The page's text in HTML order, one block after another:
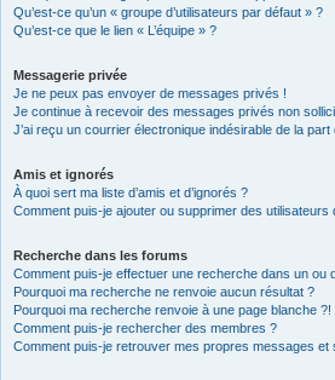
Qu’est-ce qu’un « groupe d’utilisateurs par défaut » ?
Qu’est-ce que le lien « L’équipe » ?
Messagerie privée
Je ne peux pas envoyer de messages privés !
Je continue à recevoir des messages privés non
J’ai reçu un courrier électronique indésirable de la part
Amis et ignorés
À quoi sert ma liste d’amis et d’ignorés ?
Comment puis-je ajouter ou supprimer des utilisateurs
Recherche dans les forums
Comment puis-je effectuer une recherche dans un ou
Pourquoi ma recherche ne renvoie aucun résultat ?
Pourquoi ma recherche renvoie à une page blanche ?!
Comment puis-je rechercher des membres ?
Comment puis-je retrouver mes propres messages et